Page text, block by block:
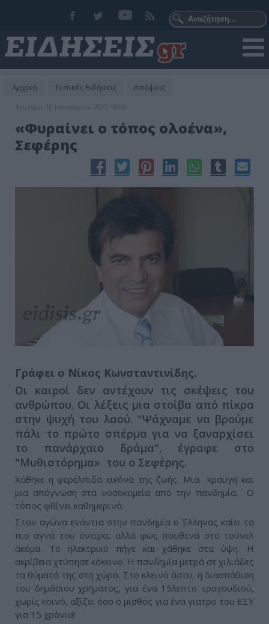
Αρχική Τοπικές Ειδήσεις Απόψεις
Δευτέρα, 10 Ιανουαρίου 2022 18:06
«Φυραίνει ο τόπος ολοένα»,
Σεφέρης
Γράφει ο Νίκος Κωνσταντινίδης.
Οι καιροί δεν αντέχουν τις σκέψεις του
ανθρώπου. Οι λέξεις μια στοίβα από πίκρα
στην ψυχή του λαού. "Ψάχναμε να βρούμε
πάλι το πρώτο σπέρμα για να ξαναρχίσει
το πανάρχαιο δράμα", έγραφε στο
"Μυθιστόρημα» του ο Σεφέρης.
Χάθηκε η φερέλπιδα εικόνα της ζωής. Μια κραυγή και
μια απόγνωση στα νοσοκομεία από την πανδημία. Ο
τόπος φθίνει καθημερινά.
Στον αγώνα ενάντια στην πανδημία ο Έλληνας καίει τα
πιο αγνά του όνειρα, αλλά φως πουθενά στο τούνελ
ακόμα. Το ηλεκτρικό πήγε και χάθηκε στα ύψη. Η
ακρίβεια χτύπησε κόκκινο. Η πανδημία μετρά σε χιλιάδες
τα θύματά της στη χώρα. Στο κλεινό άστυ, η διασπάθιση
του δημόσιου χρήματος, για ένα 15λεπτο τραγουδιού,
χωρίς κοινό, αξίζει όσο ο μισθός για ένα γιατρό του ΕΣΥ
για 15 χρόνια!